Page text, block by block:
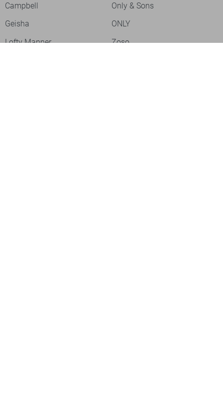
Campbell
Only & Sons
Geisha
ONLY
Lofty Manner
Zoso